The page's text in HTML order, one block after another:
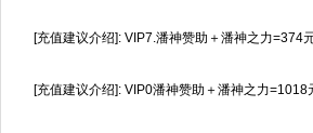
[充值建议介绍]: VIP7.潘神赞助＋潘神之力
[充值建议介绍]: VIP0潘神赞助＋潘神之力